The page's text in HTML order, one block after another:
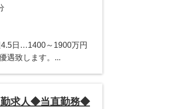
日…1400～1900万円
遇致します。...
勤求人◆当直勤務◆